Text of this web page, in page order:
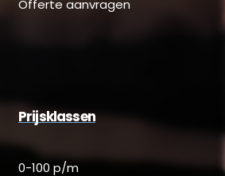
Offerte aanvragen
Prijsklassen
0-100 p/m